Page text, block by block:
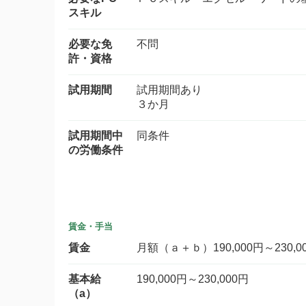
スキル
必要な免
許・資格
不問
試用期間
試用期間あり
３か月
試用期間中
の労働条件
同条件
賃金・手当
賃金 月額（ａ＋ｂ）190,000円～
基本給
（a）
190,000円～230,000円